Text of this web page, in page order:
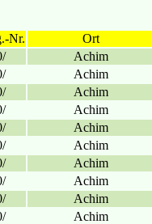
Nr.
Ort
Achim
Achim
Achim
Achim
Achim
Achim
Achim
Achim
Achim
Achim